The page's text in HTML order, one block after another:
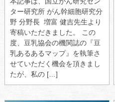
ター研究所 がん幹細胞研究分
野 分野長 増富 健吉先生より
寄稿いただきました。 この
度、豆乳協会の機関誌の『豆
乳あるあるマップ』を執筆さ
せていただく機会を頂きまし
たが、私の […]